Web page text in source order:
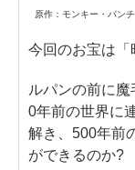
原作：モンキー・パン
今回のお宝は「
ルパンの前に
0年前の世界に
解き、500年前
ができるのか?